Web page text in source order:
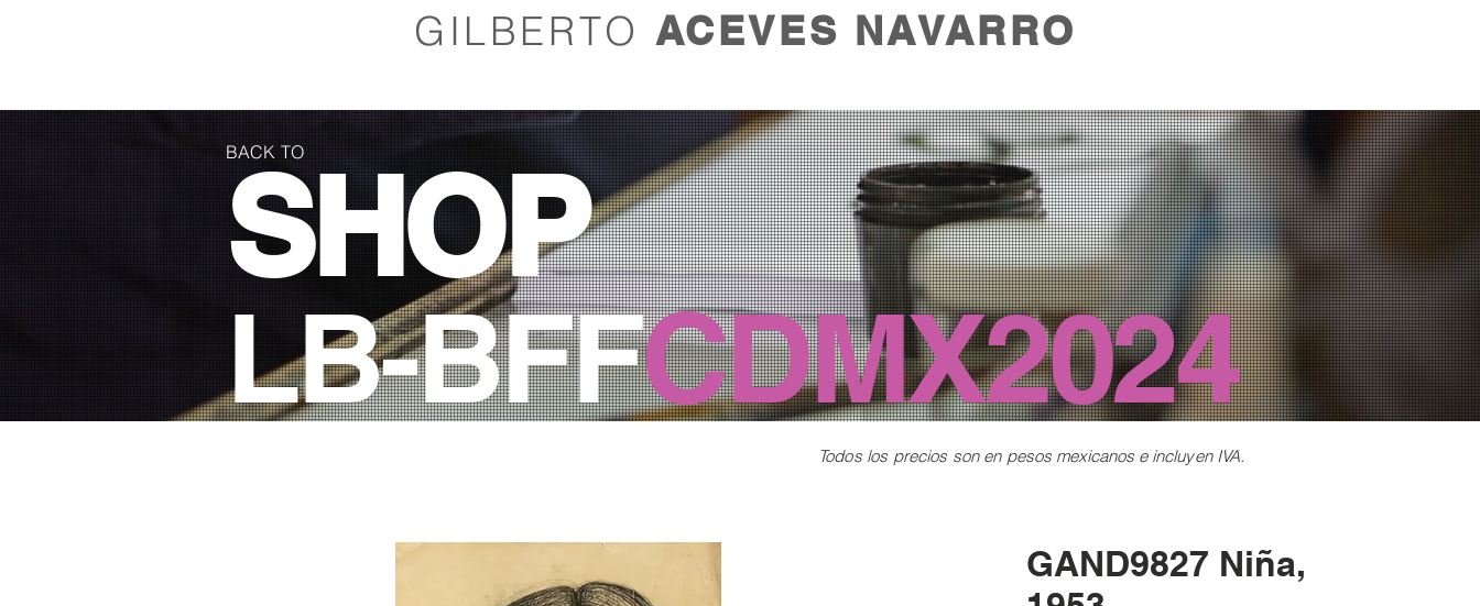
GILBERTO ACEVES NAVARRO
BACK TO
SHOP
LB-BFFCDMX2024
Todos los precios son en pesos mexicanos e incluyen IVA.
GAND9827 Niña,